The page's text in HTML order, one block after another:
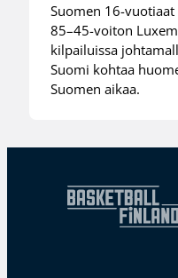
Suomen 16-
85–45-voiton
kilpailuissa
Suomi kohtaa
Suomen aikaa.